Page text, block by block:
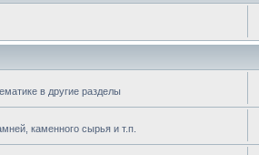
в другие разделы
каменного сырья и т.п.